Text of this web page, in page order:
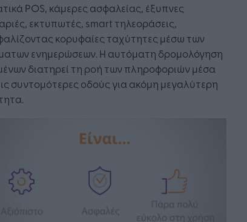
POS, κάμερες ασφαλείας, έξυπνες
εκτυπωτές, smart τηλεοράσεις,
κορυφαίες ταχύτητες μέσω των
ενημερώσεων. Η αυτόματη δρομολόγηση
διατηρεί τη ροή των πληροφοριών μέσα
συντομότερες οδούς για ακόμη μεγαλύτερη